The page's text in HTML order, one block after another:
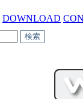
DOWNLOAD